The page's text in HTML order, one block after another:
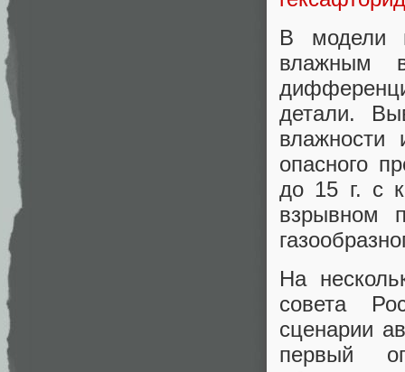
В модели
влажным
детали.
влажности
опасного
до 15 г. с
взрывном
На
совета
сценарии
первый